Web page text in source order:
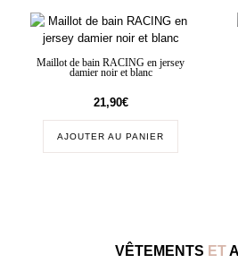
Maillot de bain RACING en jersey
damier noir et blanc
21,90€
AJOUTER AU PANIER
VÊTEMENTS ET